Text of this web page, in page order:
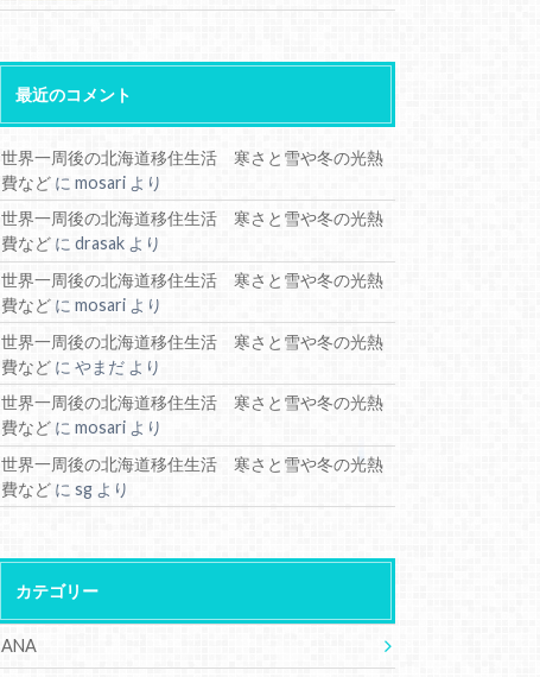
最近のコメント
世界一周後の北海道移住生活 寒さと雪や冬の光熱
費など にmosari より
世界一周後の北海道移住生活 寒さと雪や冬の光熱
費など にdrasak より
世界一周後の北海道移住生活 寒さと雪や冬の光熱
費など にmosari より
世界一周後の北海道移住生活 寒さと雪や冬の光熱
費など にやまだ より
世界一周後の北海道移住生活 寒さと雪や冬の光熱
費など にmosari より
世界一周後の北海道移住生活 寒さと雪や冬の光熱
費など にsg より
カテゴリー
ANA